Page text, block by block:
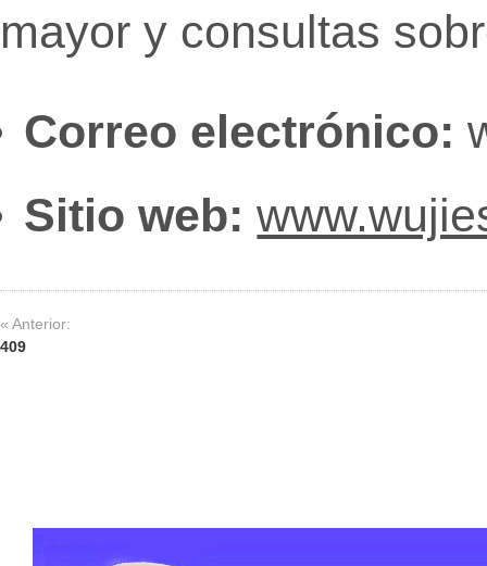
mayor y consultas
Correo electrónico:
Sitio web:
« Anterior:
409